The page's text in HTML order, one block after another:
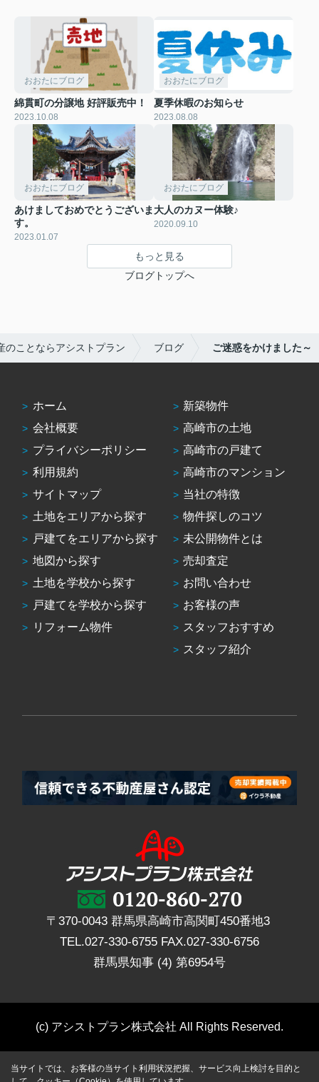
おおたにブログ
綿貫町の分譲地 好評販売中！
2023.10.08
おおたにブログ
夏季休暇のお知らせ
2023.08.08
おおたにブログ
あけましておめでとうございま
す。
2023.01.07
おおたにブログ
大人のカヌー体験♪
2020.09.10
もっと見る
ブログトップへ
のことならアシストプラン ブログ ご迷惑をかけました～
ホーム
会社概要
プライバシーポリシー
利用規約
サイトマップ
土地をエリアから探す
戸建てをエリアから探す
地図から探す
土地を学校から探す
戸建てを学校から探す
リフォーム物件
新築物件
高崎市の土地
高崎市の戸建て
高崎市のマンション
当社の特徴
物件探しのコツ
未公開物件とは
売却査定
お問い合わせ
お客様の声
スタッフおすすめ
スタッフ紹介
〒370-0043 群馬県高崎市高関町450番地3
TEL.027-330-6755 FAX.027-330-6756
群馬県知事 (4) 第6954号
(c) アシストプラン株式会社 All Rights Reserved.
当サイトでは、お客様の当サイト利用状況把握、サービス向上検討を目的と